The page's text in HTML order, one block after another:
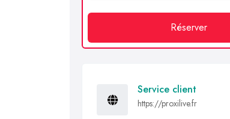
Réserver
Service client
https://proxilive.fr